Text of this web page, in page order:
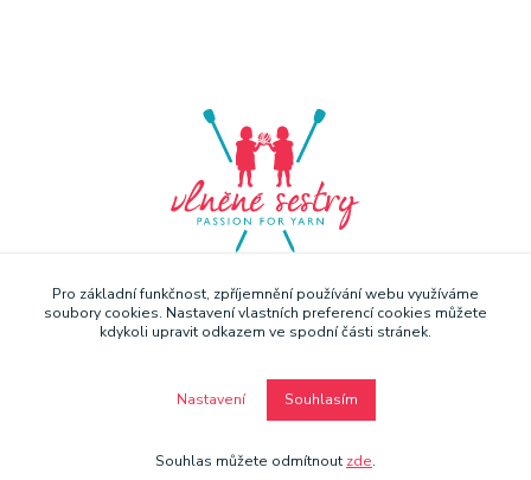
Vytvořeno na
Eshop-rychle.cz
Pro základní funkčnost, zpříjemnění používání webu využíváme
soubory cookies. Nastavení vlastních preferencí cookies můžete
kdykoli upravit odkazem ve spodní části stránek.
Nastavení Souhlasím
Souhlas můžete odmítnout zde.